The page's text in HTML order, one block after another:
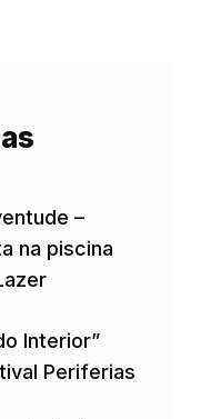
–
na piscina
Interior”
Periferias